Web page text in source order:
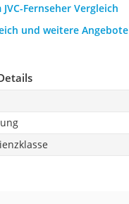
Fernseher Vergleich
und weitere Angebote